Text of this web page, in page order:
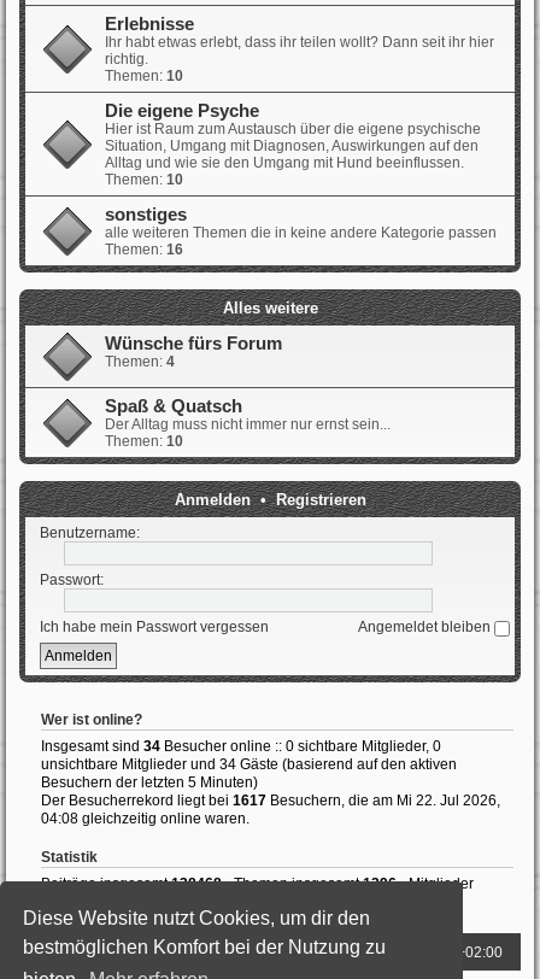
Diese Website nutzt Cookies, um dir den
bestmöglichen Komfort bei der Nutzung zu
Erlebnisse
Ihr habt etwas erlebt, dass ihr teilen wollt? Dann seit ihr hier
richtig.
Themen: 10
Die eigene Psyche
Hier ist Raum zum Austausch über die eigene psychische
Situation, Umgang mit Diagnosen, Auswirkungen auf den
Alltag und wie sie den Umgang mit Hund beeinflussen.
Themen: 10
sonstiges
alle weiteren Themen die in keine andere Kategorie passen
Themen: 16
Alles weitere
Wünsche fürs Forum
Themen: 4
Spaß & Quatsch
Der Alltag muss nicht immer nur ernst sein...
Themen: 10
Anmelden•Registrieren
Benutzername:
Passwort:
Ich habe mein Passwort vergessen Angemeldet bleiben
Wer ist online?
Insgesamt sind 34 Besucher online :: 0 sichtbare Mitglieder, 0
unsichtbare Mitglieder und 34 Gäste (basierend auf den aktiven
Besuchern der letzten 5 Minuten)
Der Besucherrekord liegt bei 1617 Besuchern, die am Mi 22. Jul 2026,
04:08 gleichzeitig online waren.
Statistik
Beiträge insgesamt138468• Themen insgesamt1396• Mitglieder
Foren-Übersicht Alle Zeiten sind UTC+02:00